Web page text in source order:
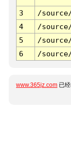
3 /
4
/
5
/
6
/
www.365jz.com 已